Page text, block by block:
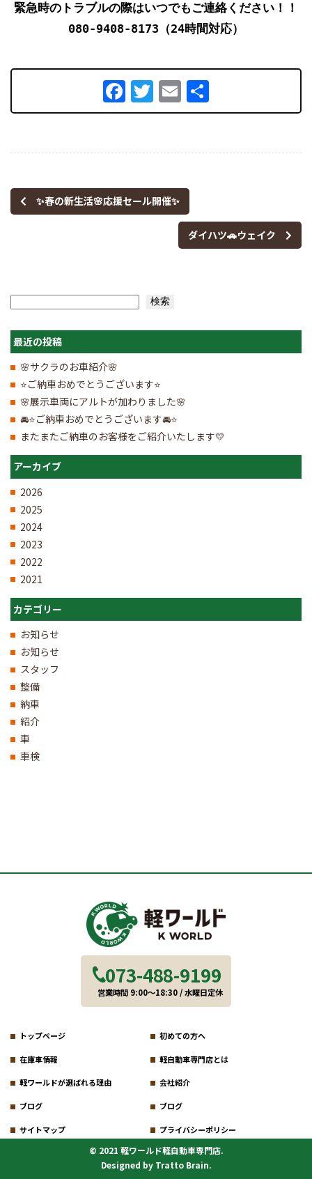
緊急時のトラブルの際はいつでもご連絡ください！！
080-9408-8173（24時間対応）
Facebook
Twitter
Email
有
✨春の新生活🌸応援セール開催✨
ダイハツ🚗ウェイク
検索
最近の投稿
🌸サクラのお車紹介🌸
⭐ご納車おめでとうございます⭐
🌸展示車両にアルトが加わりました🌸
🚘⭐ご納車おめでとうございます🚘⭐
またまたご納車のお客様をご紹介いたします💛
アーカイブ
2026
2025
2024
2023
2022
2021
カテゴリー
お知らせ
お知らせ
スタッフ
整備
納車
紹介
車
車検
073-488-9199
営業時間 9:00～18:30 / 水曜日定休
トップページ 初めての方へ
在庫車情報 軽自動車専門店とは
軽ワールドが選ばれる理由 会社紹介
ブログ ブログ
サイトマップ プライバシーポリシー
© 2021 軽ワールド軽自動車専門店.
Designed by Tratto Brain.